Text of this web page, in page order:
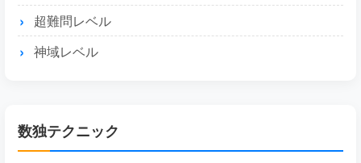
超難問レベル
神域レベル
数独テクニック